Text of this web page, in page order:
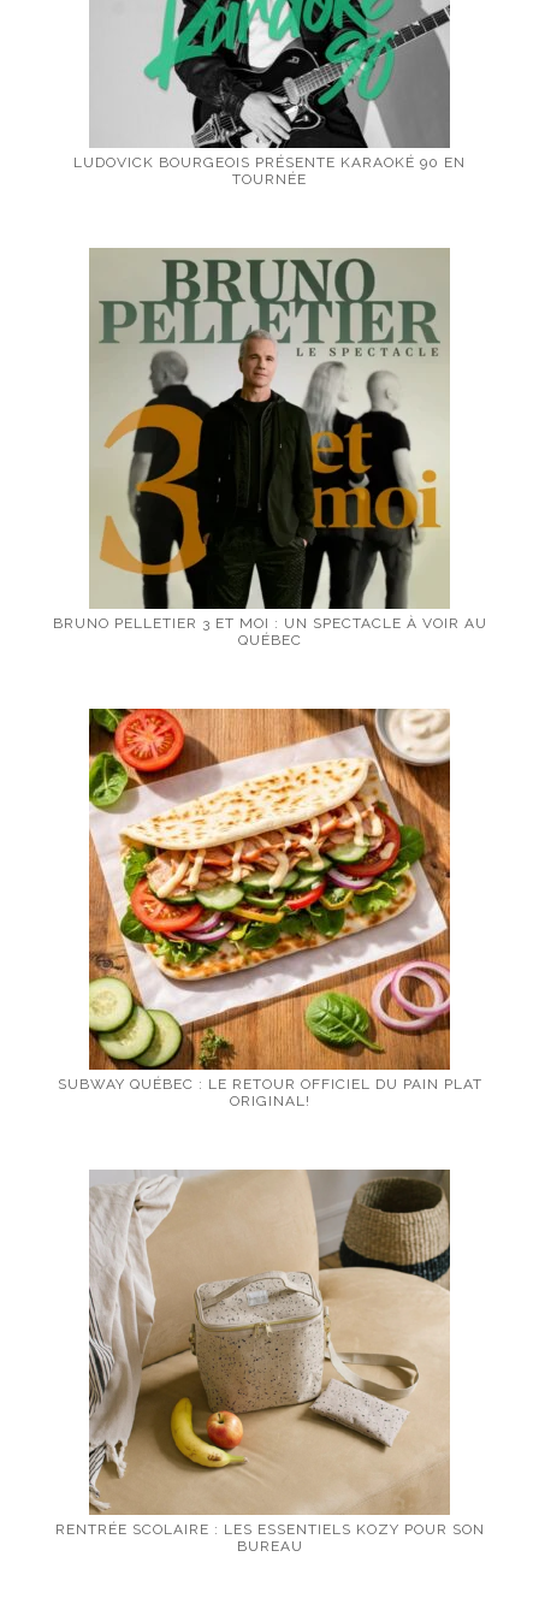
LUDOVICK BOURGEOIS PRÉSENTE KARAOKÉ 90 EN
TOURNÉE
BRUNO PELLETIER 3 ET MOI : UN SPECTACLE À VOIR AU
QUÉBEC
SUBWAY QUÉBEC : LE RETOUR OFFICIEL DU PAIN PLAT
ORIGINAL!
RENTRÉE SCOLAIRE : LES ESSENTIELS KOZY POUR SON
BUREAU